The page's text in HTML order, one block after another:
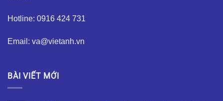
Hotline: 0916 424 731
Email: va@vietanh.vn
BÀI VIẾT MỚI